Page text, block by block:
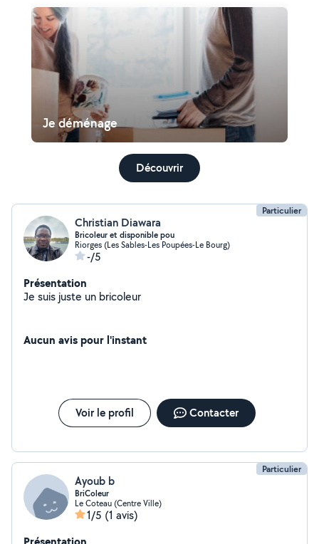
Je déménage
Découvrir
Particulier
Christian Diawara
Bricoleur et disponible pou
Riorges (Les Sables-Les Poupées-Le Bourg)
-/5
Présentation
Je suis juste un bricoleur
Aucun avis pour l'instant
Voir le profil Contacter
Particulier
Ayoub b
BriColeur
Le Coteau (Centre Ville)
1/5 (1 avis)